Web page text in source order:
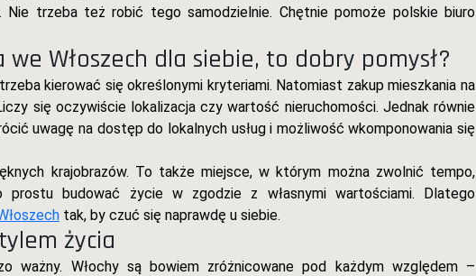
Nie trzeba też robić tego samodzielnie. Chętnie pomoże polskie biuro
Włoszech dla siebie, to dobry pomysł?
kierować się określonymi kryteriami. Natomiast zakup mieszkania na
się oczywiście lokalizacja czy wartość nieruchomości. Jednak równie
uwagę na dostęp do lokalnych usług i możliwość wkomponowania się
krajobrazów. To także miejsce, w którym można zwolnić tempo,
prostu budować życie w zgodzie z własnymi wartościami. Dlatego
tak, by czuć się naprawdę u siebie.
życia
ważny. Włochy są bowiem zróżnicowane pod każdym względem –